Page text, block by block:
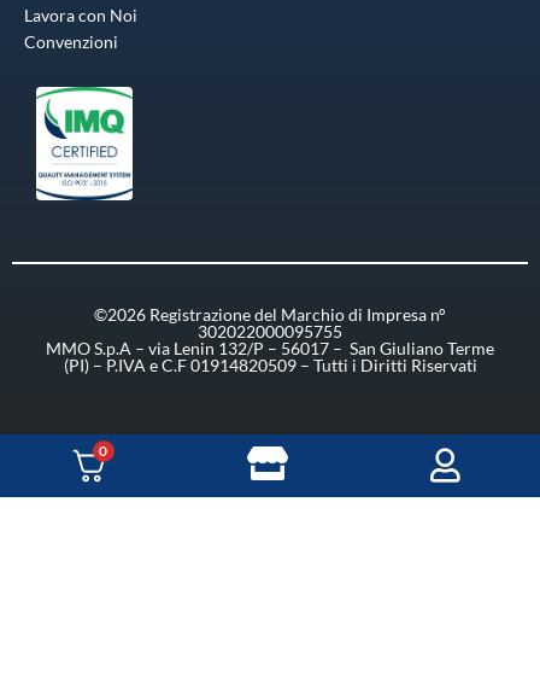
Lavora con Noi
Convenzioni
©2026 Registrazione del Marchio di Impresa n°
302022000095755
MMO S.p.A – via Lenin 132/P – 56017 – San Giuliano Terme
(PI) – P.IVA e C.F 01914820509 – Tutti i Diritti Riservati
0